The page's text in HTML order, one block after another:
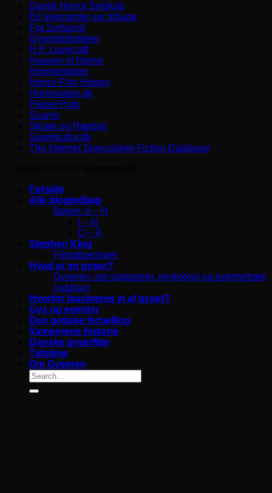
Dansk Horror Selskab
En lejemorder ser tilbage
Fra Sortsand
Gyserbiblioteket
H.P. Lovecraft
Heaven of Horror
Himmelskibet
Horror Film History
Horrorsiden.dk
Planet Pulp
Scaryo
Skræk og Rædsel
Superkultur.dk
The Internet Speculative Fiction Database
Forside
Alle blogindlæg
Bøger: A – H
I – N
O – Å
Stephen King
Filmatiseringer
Hvad er en gyser?
Gyseren: om subgenrer, psykologi og eventyrtræk
(uddrag)
Hvorfor fascineres vi af gyset?
Gys og eventyr
Den gotiske fortælling
Vampyrens historie
Danske gyserfilm
Tidslinje
Om Gyseren